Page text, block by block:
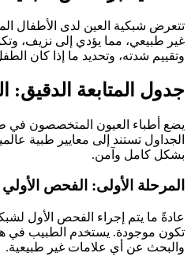
تتعرض شبكية العين لدى الأطفال
غير طبيعي، مما يؤدي إلى نزيف،
وتقييم شدته، وتحديد ما إذا كان
جدول المتابعة الدقيق:
يضع أطباء العيون المتخصصون في
الجداول تستند إلى معايير طبية
بشكل كامل وآمن.
المرحلة الأولى: الفحص الأولي
عادةً ما يتم إجراء الفحص الأول
والبحث عن أي علامات غير طبيعية.